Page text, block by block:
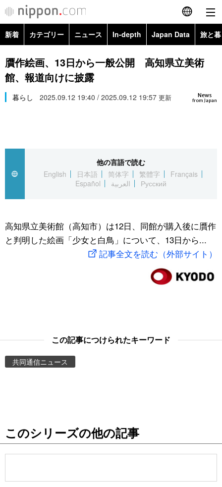
English
简体字
Русский
カテゴリー
経済・ビジネス
国際
文化
トップ
アーカイブ
In-depth
Japan Data
動画/Live
お知らせ
新着 カテゴリー ニュース In-depth Japan Data 旅と
政治・外交
経済・ビジネス
スポーツ・東京2020
Topics
贋作絵画、13日から一般公開 高知県立美術
館、報道向けに披露
News
from Japan
暮らし 2025.09.12 19:40 / 2025.09.12 19:57 更新
他の言語で読む
English
日本語 简体字 繁體字
Français
Español
العربية Русский
高知県立美術館（高知市）は12日、同館が購入後に贋作
と判明した絵画「少女と白鳥」について、13日から...
記事全文を読む（外部サイト）
この記事につけられたキーワード
共同通信ニュース
このシリーズの他の記事